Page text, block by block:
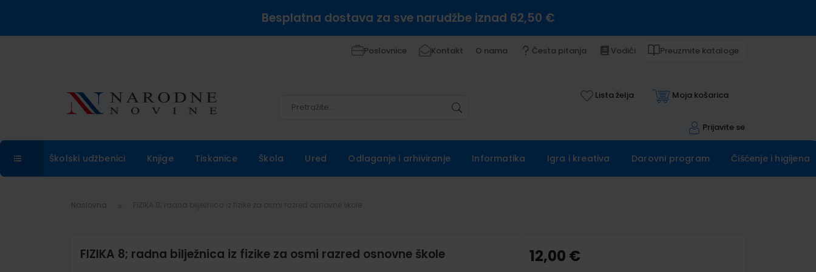
Besplatna dostava za sve narudžbe iznad 62,50 €
Poslovnice Kontakt O nama Česta pitanja Vodiči Preuzmite kataloge
Lista želja Moja košarica
Prijavite se
Školski udžbenici Knjige Tiskanice Škola Ured Odlaganje i arhiviranje Informatika Igra i kreativa Darovni program Čišćenje i higijena
Naslovna
FIZIKA 8; radna bilježnica iz fizike za osmi razred osnovne škole 12,00 €